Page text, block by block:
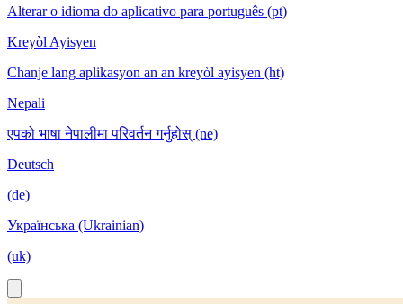
Alterar o idioma do aplicativo para português (pt)
Kreyòl Ayisyen
Chanje lang aplikasyon an an kreyòl ayisyen (ht)
Nepali
एपको भाषा नेपालीमा परिवर्तन गर्नुहोस् (ne)
Deutsch
(de)
Українська (Ukrainian)
(uk)